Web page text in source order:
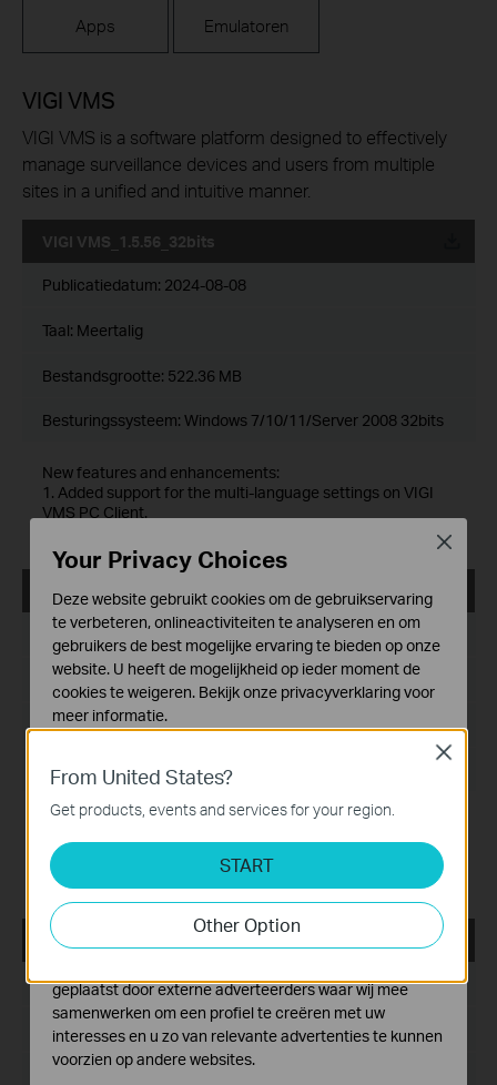
Apps Emulatoren
VIGI VMS
VIGI VMS is a software platform designed to effectively
manage surveillance devices and users from multiple
sites in a unified and intuitive manner.
VIGI VMS_1.5.56_32bits
Publicatiedatum: 2024-08-08
Taal: Meertalig
Bestandsgrootte: 522.36 MB
Besturingssysteem: Windows 7/10/11/Server 2008 32bits
New features and enhancements:
1. Added support for the multi-language settings on VIGI
VMS PC Client.
VIGI VMS_1.5.56_64bits
Publicatiedatum:2024-08-08
Taal:Meertalig
Bestandsgrootte:559.83 MB
Besturingssysteem: Windows 7/10/11/Server 2008 64bits
New features and enhancements:
1. Added support for the multi-language settings on VIGI
VMS PC Client.
2. Added support for unlimited devices count.
VIGI VMS_V1.5.42_64bits
Publicatiedatum:2024-06-20
Taal:Meertalig
Bestandsgrootte:
From United States?
Get products, events and services for your region.
START
Other Option
Close
Your Privacy Choices
Deze website gebruikt cookies om de gebruikservaring
te verbeteren, onlineactiviteiten te analyseren en om
gebruikers de best mogelijke ervaring te bieden op onze
website. U heeft de mogelijkheid op ieder moment de
cookies te weigeren. Bekijk onze privacyverklaringvoor
meer informatie.
Deze cookies zijn noodzakelijk voor de werking van de
website en kunnen niet worden uitgeschakeld.
Analyse en Marketing Cookies
Cookies voor analyse geven ons de mogelijkheid uw
activiteiten op onze website te volgen en zo de
functionaliteit van de website aan te passen en te
verbeteren.
geplaatst door externe adverteerders waar wij mee
samenwerken om een profiel te creëren met uw
interesses en u zo van relevante advertenties te kunnen
voorzien op andere websites.
Close